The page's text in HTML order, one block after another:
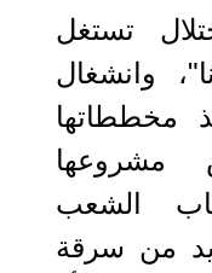
تستغل
وانشغال
مخططاتها
مشروعها
الشعب
من سرقة